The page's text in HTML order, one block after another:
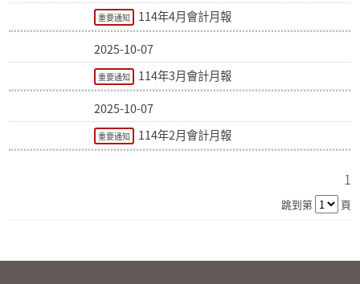
重要通知
114年4月會計月報
2025-10-07
重要通知
114年3月會計月報
2025-10-07
重要通知 114年2月會計月報
1
跳到第 頁